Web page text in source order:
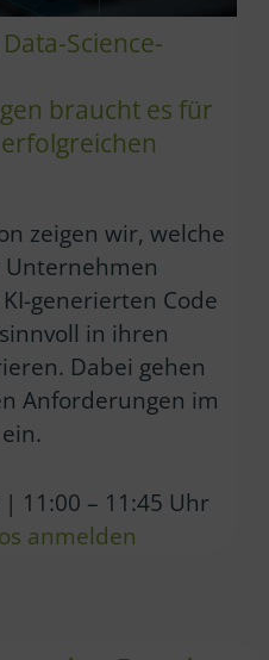
Science-
braucht es für
zeigen wir, welche
Unternehmen
generierten Code
in ihren
Dabei gehen
Anforderungen im
11:00 – 11:45 Uhr
anmelden